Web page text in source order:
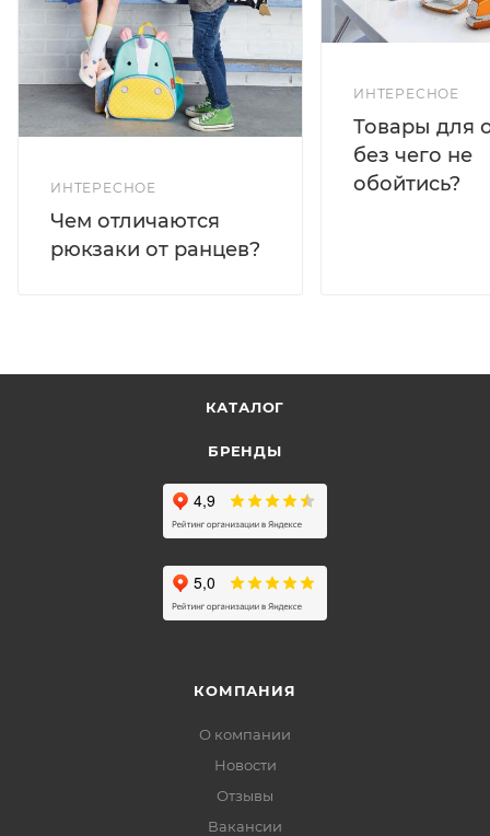
ИНТЕРЕСНОЕ
Чем отличаются
рюкзаки от ранцев?
ИНТЕРЕСНОЕ
Товары для
без чего не
обойтись?
КАТАЛОГ
БРЕНДЫ
КОМПАНИЯ
О компании
Новости
Отзывы
Вакансии